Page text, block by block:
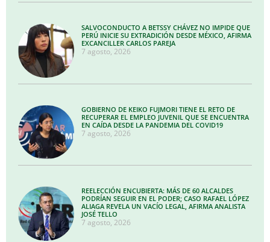
SALVOCONDUCTO A BETSSY CHÁVEZ NO IMPIDE QUE
PERÚ INICIE SU EXTRADICIÓN DESDE MÉXICO, AFIRMA
EXCANCILLER CARLOS PAREJA
7 agosto, 2026
GOBIERNO DE KEIKO FUJMORI TIENE EL RETO DE
RECUPERAR EL EMPLEO JUVENIL QUE SE ENCUENTRA
EN CAÍDA DESDE LA PANDEMIA DEL COVID19
7 agosto, 2026
REELECCIÓN ENCUBIERTA: MÁS DE 60 ALCALDES
PODRÍAN SEGUIR EN EL PODER; CASO RAFAEL LÓPEZ
ALIAGA REVELA UN VACÍO LEGAL, AFIRMA ANALISTA
JOSÉ TELLO
7 agosto, 2026